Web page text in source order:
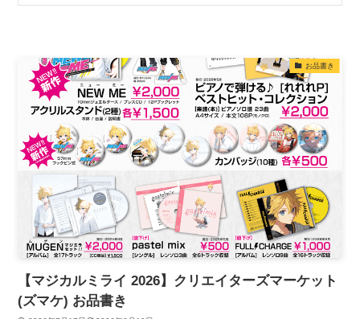
お品書き
【マジカルミライ 2026】クリエイターズマーケット
(ズマケ) お品書き